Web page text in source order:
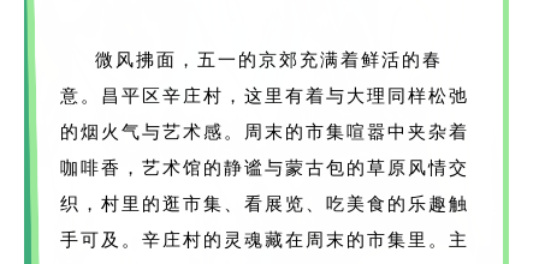
微风拂面，五一的京郊充满着鲜活的春
意。昌平区辛庄村，这里有着与大理同样松弛
的烟火气与艺术感。周末的市集喧嚣中夹杂着
咖啡香，艺术馆的静谧与蒙古包的草原风情交
织，村里的逛市集、看展览、吃美食的乐趣触
手可及。辛庄村的灵魂藏在周末的市集里。主